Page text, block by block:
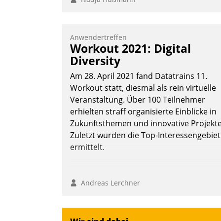
Anwendertreffen
Workout 2021: Digital
Diversity
Am 28. April 2021 fand Datatrains 11.
Workout statt, diesmal als rein virtuelle
Veranstaltung. Über 100 Teilnehmer
erhielten straff organisierte Einblicke in
Zukunftsthemen und innovative
Zuletzt wurden die Top-
ermittelt.
Andreas Lerchner